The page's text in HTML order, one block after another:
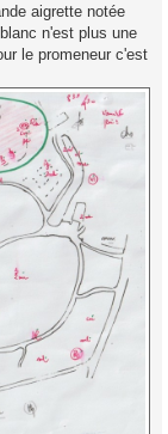
aigrette notée
n'est plus une
le promeneur c'est